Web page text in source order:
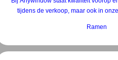
tijdens de verkoop, maar ook in
Ramen